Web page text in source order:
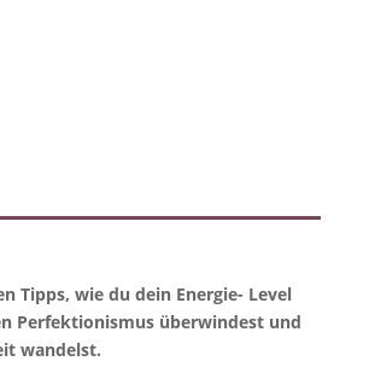
Tipps, wie du dein Energie- Level
Perfektionismus überwindest und
wandelst.